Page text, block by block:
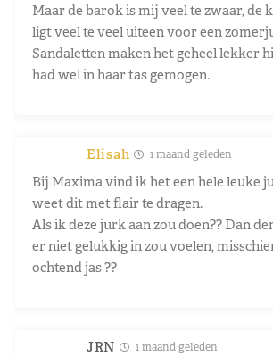
Maar de barok is mij veel te zwaar, de
ligt veel te veel uiteen voor een
Sandaletten maken het geheel lekker
had wel in haar tas gemogen.
Elisah 1 maand geleden
Bij Maxima vind ik het een hele leuke
weet dit met flair te dragen.
Als ik deze jurk aan zou doen?? Dan
er niet gelukkig in zou voelen,
ochtend jas ??
JRN 1 maand geleden